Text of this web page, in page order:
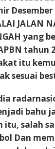
JALAN
yang
tahun
itu
sesuai
bahu
itu, salah
Dan